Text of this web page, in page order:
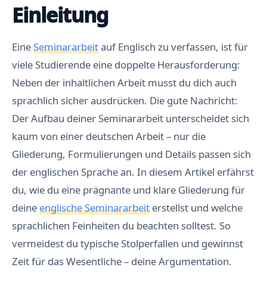
Einleitung
EineSeminararbeitauf Englisch zu verfassen, ist für
viele Studierende eine doppelte Herausforderung:
Neben der inhaltlichen Arbeit musst du dich auch
sprachlich sicher ausdrücken. Die gute Nachricht:
Der Aufbau deiner Seminararbeit unterscheidet sich
kaum von einer deutschen Arbeit – nur die
Gliederung, Formulierungen und Details passen sich
der englischen Sprache an. In diesem Artikel erfährst
du, wie du eine prägnante und klare Gliederung für
deineenglische Seminararbeit erstellst und welche
sprachlichen Feinheiten du beachten solltest. So
vermeidest du typische Stolperfallen und gewinnst
Zeit für das Wesentliche – deine Argumentation.